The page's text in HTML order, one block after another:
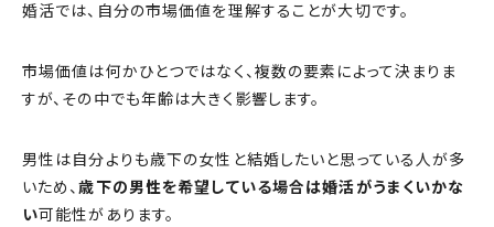
婚活では、自分の市場価値を理解することが大切です。
市場価値は何かひとつではなく、複数の要素によって決まりま
すが、その中でも年齢は大きく影響します。
男性は自分よりも歳下の女性と結婚したいと思っている人が多
いため、歳下の男性を希望している場合は婚活がうまくいかな
い可能性があります。